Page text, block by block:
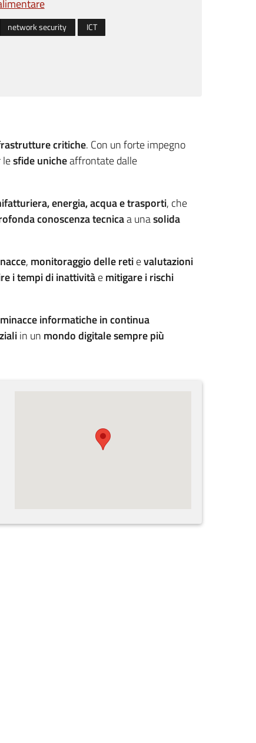
network security
ICT
critiche. Con un forte impegno
lesfide unicheaffrontate dalle
energia, acqua e trasporti, che
conoscenza tecnicaa unasolida
, monitoraggio delle retievalutazioni
i tempi di inattivitàemitigare i rischi
minacce informatiche in continua
in un mondo digitale sempre più